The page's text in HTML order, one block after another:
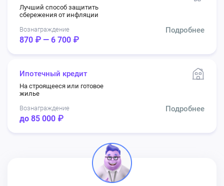
Лучший способ защитить
сбережения от инфляции
Вознаграждение
870 ₽ — 6 700 ₽
Подробнее
Ипотечный кредит
На строящееся или готовое
жилье
Вознаграждение
до 85 000 ₽
Подробнее